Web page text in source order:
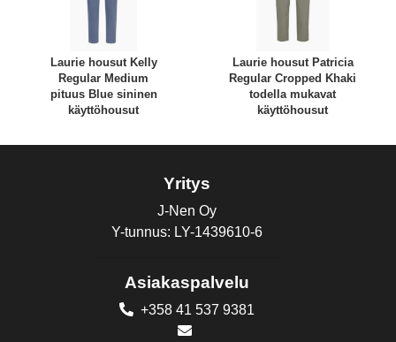
Laurie housut Kelly
Regular Medium
pituus Blue sininen
käyttöhousut
Laurie housut Patricia
Regular Cropped Khaki
todella mukavat
käyttöhousut
Yritys
J-Nen Oy
Y-tunnus: LY-1439610-6
Asiakaspalvelu
+358 41 537 9381